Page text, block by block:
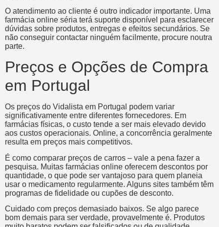
O atendimento ao cliente é outro indicador importante. Uma
farmácia online séria terá suporte disponível para esclarecer
dúvidas sobre produtos, entregas e efeitos secundários. Se
não conseguir contactar ninguém facilmente, procure noutra
parte.
Preços e Opções de Compra
em Portugal
Os preços do Vidalista em Portugal podem variar
significativamente entre diferentes fornecedores. Em
farmácias físicas, o custo tende a ser mais elevado devido
aos custos operacionais. Online, a concorrência geralmente
resulta em preços mais competitivos.
É como comparar preços de carros – vale a pena fazer a
pesquisa. Muitas farmácias online oferecem descontos por
quantidade, o que pode ser vantajoso para quem planeia
usar o medicamento regularmente. Alguns sites também têm
programas de fidelidade ou cupões de desconto.
Cuidado com preços demasiado baixos. Se algo parece
bom demais para ser verdade, provavelmente é. Produtos